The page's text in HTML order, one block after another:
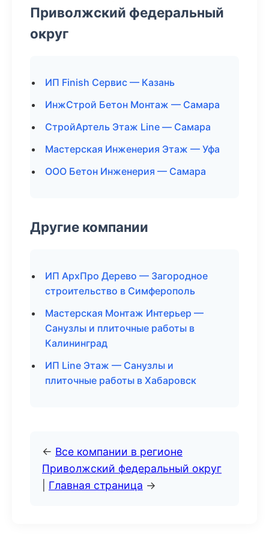
Приволжский федеральный
округ
ИП Finish Сервис — Казань
ИнжСтрой Бетон Монтаж — Самара
СтройАртель Этаж Line — Самара
Мастерская Инженерия Этаж — Уфа
ООО Бетон Инженерия — Самара
Другие компании
ИП АрхПро Дерево — Загородное
строительство в Симферополь
Мастерская Монтаж Интерьер —
Санузлы и плиточные работы в
Калининград
ИП Line Этаж — Санузлы и
плиточные работы в Хабаровск
← Все компании в регионе
Приволжский федеральный округ
Главная страница →